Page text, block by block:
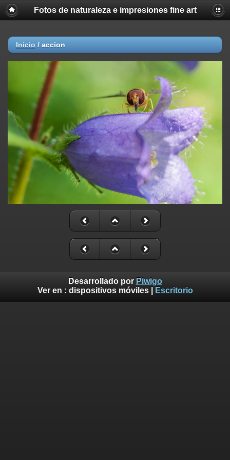
Fotos de naturaleza e impresiones fine art
Inicio / accion
Desarrollado por Piwigo
Ver en : dispositivos móviles| Escritorio